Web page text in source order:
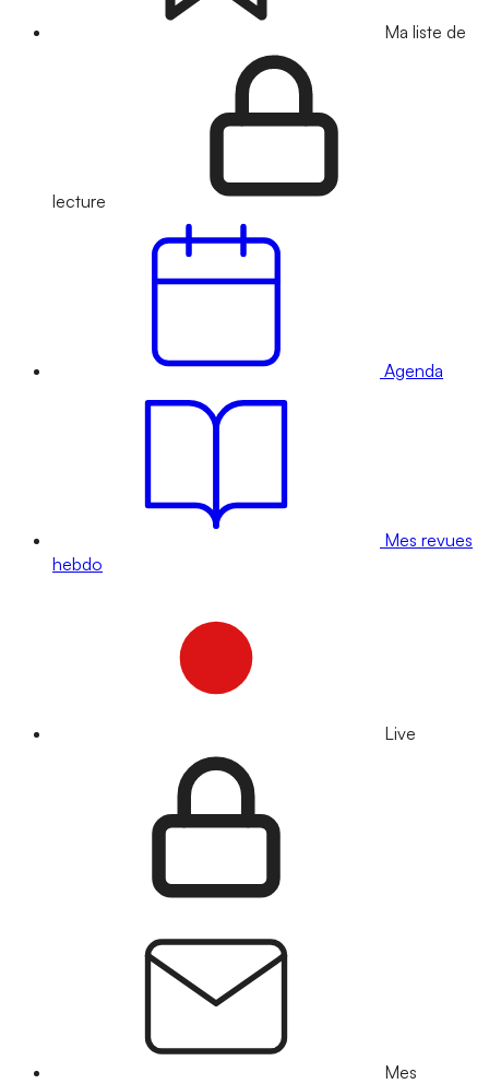
Ma liste de
lecture
Agenda
Mes revues
hebdo
Live
Mes